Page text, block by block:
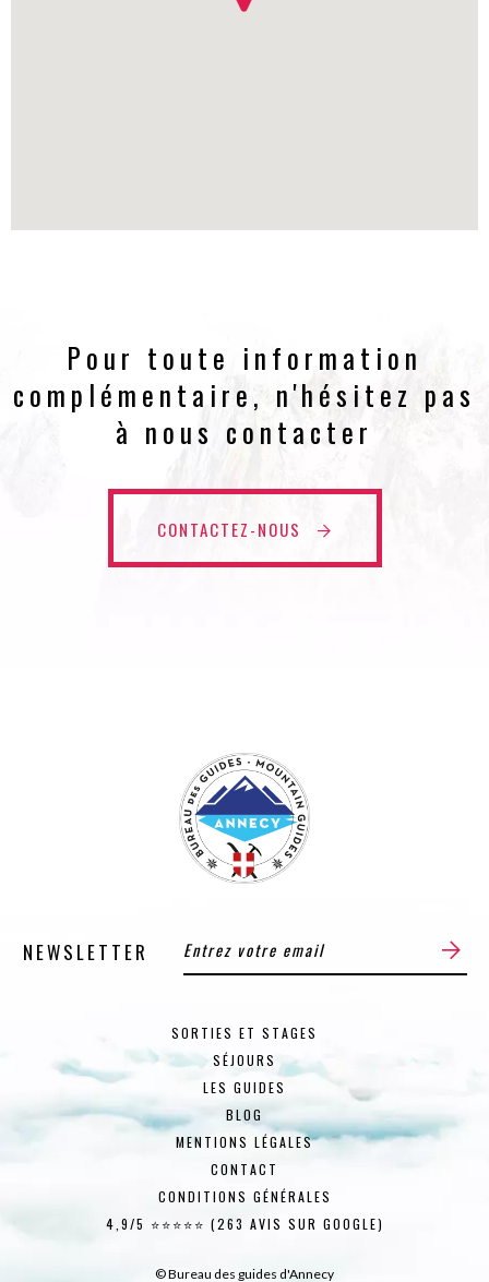
Pour toute information
complémentaire, n'hésitez pas
à nous contacter
CONTACTEZ-NOUS
NEWSLETTER
SORTIES ET STAGES
SÉJOURS
LES GUIDES
BLOG
MENTIONS LÉGALES
CONTACT
CONDITIONS GÉNÉRALES
4,9/5 ⭐⭐⭐⭐⭐ (263 AVIS SUR GOOGLE)
© Bureau des guides d'Annecy